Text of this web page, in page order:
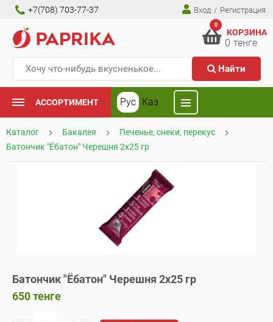
+7(708) 703-77-37 Вход / Регистрация
Найти
0
КОРЗИНА
0 тенге
АССОРТИМЕНТ Рус Каз
Каталог Бакалея
Печенье, снеки, перекус
Батончик "Ёбатон" Черешня 2х25 гр
Батончик "Ёбатон" Черешня 2х25 гр
650тенге